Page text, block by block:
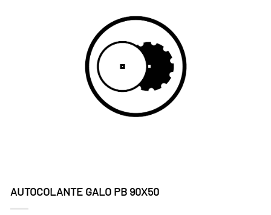
AUTOCOLANTE GALO PB 90X50